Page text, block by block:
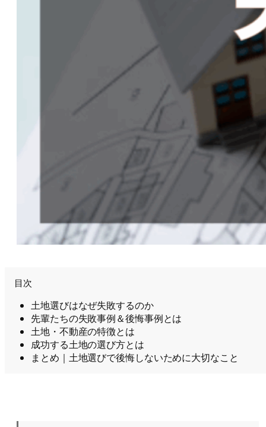
目次
土地選びはなぜ失敗するのか
先輩たちの失敗事例＆後悔事例とは
土地・不動産の特徴とは
成功する土地の選び方とは
まとめ｜土地選びで後悔しないために大切なこと